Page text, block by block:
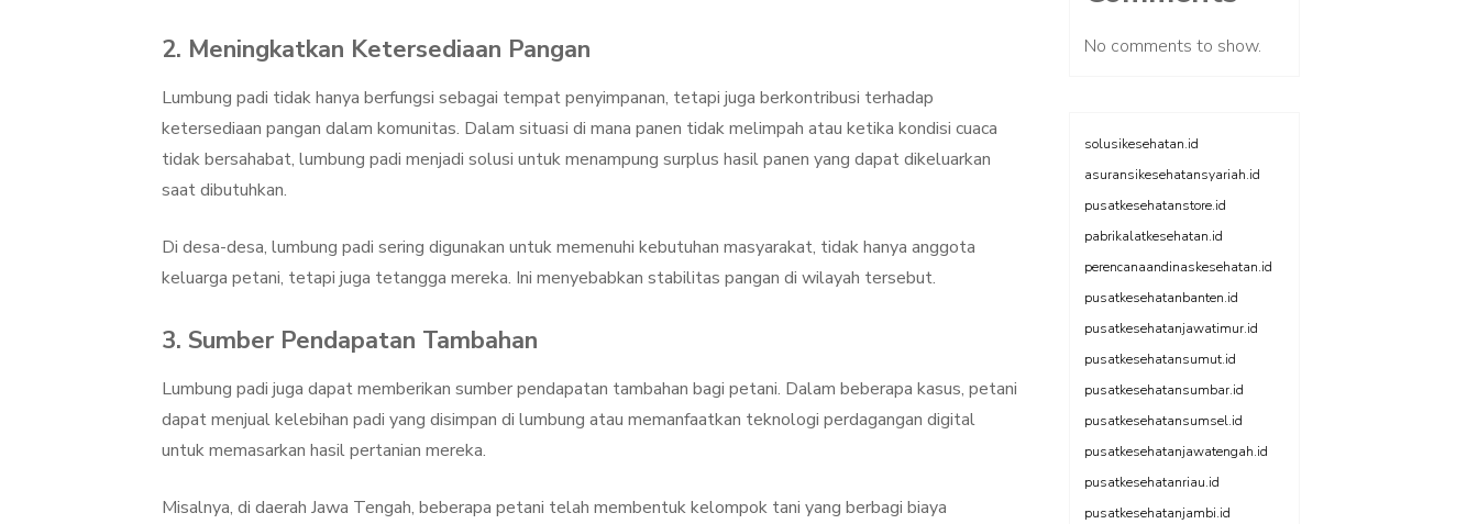
2. Meningkatkan Ketersediaan Pangan
Lumbung padi tidak hanya berfungsi sebagai tempat penyimpanan, tetapi juga berkontribusi terhadap
ketersediaan pangan dalam komunitas. Dalam situasi di mana panen tidak melimpah atau ketika kondisi cuaca
tidak bersahabat, lumbung padi menjadi solusi untuk menampung surplus hasil panen yang dapat dikeluarkan
saat dibutuhkan.
Di desa-desa, lumbung padi sering digunakan untuk memenuhi kebutuhan masyarakat, tidak hanya anggota
keluarga petani, tetapi juga tetangga mereka. Ini menyebabkan stabilitas pangan di wilayah tersebut.
3. Sumber Pendapatan Tambahan
Lumbung padi juga dapat memberikan sumber pendapatan tambahan bagi petani. Dalam beberapa kasus, petani
dapat menjual kelebihan padi yang disimpan di lumbung atau memanfaatkan teknologi perdagangan digital
untuk memasarkan hasil pertanian mereka.
Misalnya, di daerah Jawa Tengah, beberapa petani telah membentuk kelompok tani yang berbagi biaya
No comments to show.
solusikesehatan.id
asuransikesehatansyariah.id
pusatkesehatanstore.id
pabrikalatkesehatan.id
perencanaandinaskesehatan.id
pusatkesehatanbanten.id
pusatkesehatanjawatimur.id
pusatkesehatansumut.id
pusatkesehatansumbar.id
pusatkesehatansumsel.id
pusatkesehatanjawatengah.id
pusatkesehatanriau.id
pusatkesehatanjambi.id